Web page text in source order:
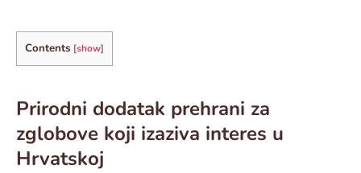
Contents [show]
Prirodni dodatak prehrani za
zglobove koji izaziva interes u
Hrvatskoj